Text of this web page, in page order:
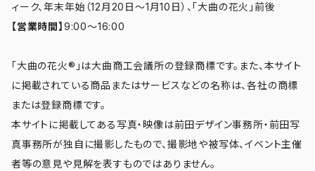
ィーク、年末年始（12月20日～1月10日）、「大曲の花火」前後
【営業時間】 9:00～16:00
「大曲の花火®」は大曲商工会議所の登録商標です。また、本サイト
に掲載されている商品またはサービスなどの名称は、各社の商標
または登録商標です。
本サイトに掲載してある写真・映像は前田デザイン事務所・前田写
真事務所が独自に撮影したもので、撮影地や被写体、イベント主催
者等の意見や見解を表すものではありません。